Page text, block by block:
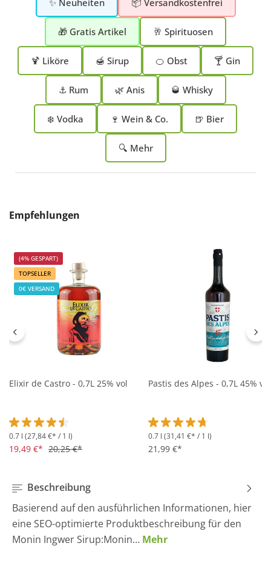
🎁 Gratis Artikel 🥂 Spirituosen
🍹 Liköre 🍯 Sirup 🍊 Obst 🍸 Gin
⚓ Rum 🌿 Anis 🥃 Whisky
❄️ Vodka 🍷 Wein & Co. 🍺 Bier
🔍 Mehr
Produktgalerie überspringen
Empfehlungen
(4% GESPART)
TOPSELLER
0€ VERSAND
Elixir de Castro - 0,7L 25% vol
Durchschnittliche Bewertung von 4.5 von 5 Sternen
0.7 l (27,84 €* / 1 l)
19,49 €* 20,25 €*
Pastis des Alpes - 0,7L 45% vol
Durchschnittliche
0.7 l (31,41 €* / 1 l)
21,99 €*
Beschreibung
Basierend auf den ausführlichen Informationen, hier
eine SEO-optimierte Produktbeschreibung für den
Monin Ingwer Sirup:Monin… Mehr